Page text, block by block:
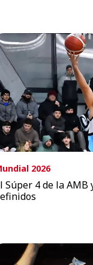
2026
Súper 4 de la